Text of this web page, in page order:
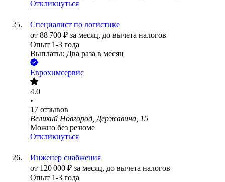
Откликнуться
Специалист по логистике
от 88 700 ₽ за месяц, до вычета налогов
Опыт 1-3 года
Выплаты: Два раза в месяц
Еврохимсервис
4.0
•
17 отзывов
Великий Новгород, Державина, 15
Можно без резюме
Откликнуться
Инженер снабжения
от 120 000 ₽ за месяц, до вычета налогов
Опыт 1-3 года